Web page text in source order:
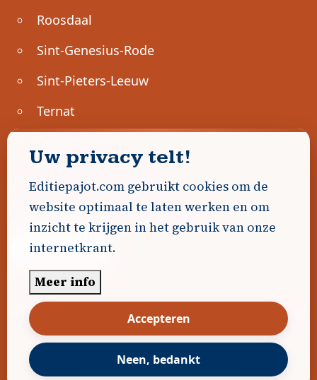
Roosdaal
Sint-Genesius-Rode
Sint-Pieters-Leeuw
Ternat
Geen advertenties gevonden.
Uw advertentie hier? Contacteer ons!
Word Partner!
© 2026 Editiepajot.com
Algemene voorwaarden
|Disclaimer Privacybeleid Cookiebeleid|
Gerealiseerd doorDavidHosse.net
Uw privacy telt!
Editiepajot.com gebruikt cookies om de
website optimaal te laten werken en om
inzicht te krijgen in het gebruik van onze
internetkrant.
Meer info
Accepteren
Neen, bedankt